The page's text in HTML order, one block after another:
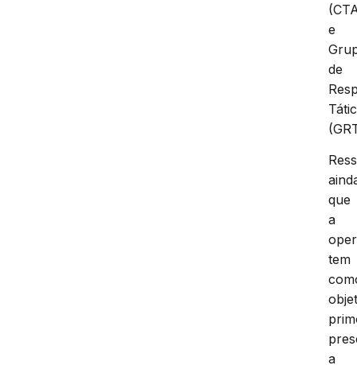
e
de
que
a
tem
a